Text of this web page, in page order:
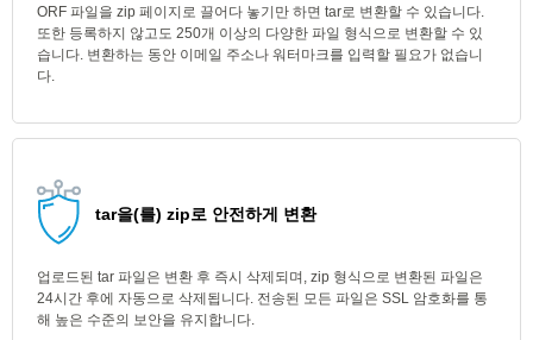
ORF 파일을 zip 페이지로 끌어다 놓기만 하면 tar로 변환할 수 있습니다.
또한 등록하지 않고도 250개 이상의 다양한 파일 형식으로 변환할 수 있
습니다. 변환하는 동안 이메일 주소나 워터마크를 입력할 필요가 없습니
다.
tar을(를) zip로 안전하게 변환
업로드된 tar 파일은 변환 후 즉시 삭제되며, zip 형식으로 변환된 파일은
24시간 후에 자동으로 삭제됩니다. 전송된 모든 파일은 SSL 암호화를 통
해 높은 수준의 보안을 유지합니다.